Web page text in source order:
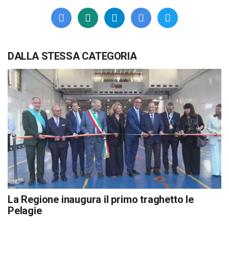
DALLA STESSA CATEGORIA
La Regione inaugura il primo traghetto le
Pelagie